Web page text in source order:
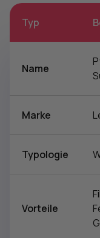
Typ
Name
Marke
Typologie
Vorteile